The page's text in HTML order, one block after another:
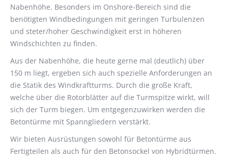
Nabenhöhe. Besonders im Onshore-Bereich sind die
benötigten Windbedingungen mit geringen Turbulenzen
und steter/hoher Geschwindigkeit erst in höheren
Windschichten zu finden.
Aus der Nabenhöhe, die heute gerne mal (deutlich) über
150 m liegt, ergeben sich auch spezielle Anforderungen an
die Statik des Windkraftturms. Durch die große Kraft,
welche über die Rotorblätter auf die Turmspitze wirkt, will
sich der Turm biegen. Um entgegenzuwirken werden die
Betontürme mit Spanngliedern verstärkt.
Wir bieten Ausrüstungen sowohl für Betontürme aus
Fertigteilen als auch für den Betonsockel von Hybridtürmen.